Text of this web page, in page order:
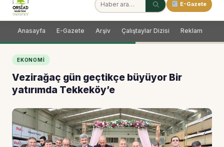
E-Gazete
Anasayfa E-Gazete Arşiv Çalıştaylar Dizisi Reklam
EKONOMI
Vezirağaç gün geçtikçe büyüyor Bir
yatırımda Tekkeköy’e